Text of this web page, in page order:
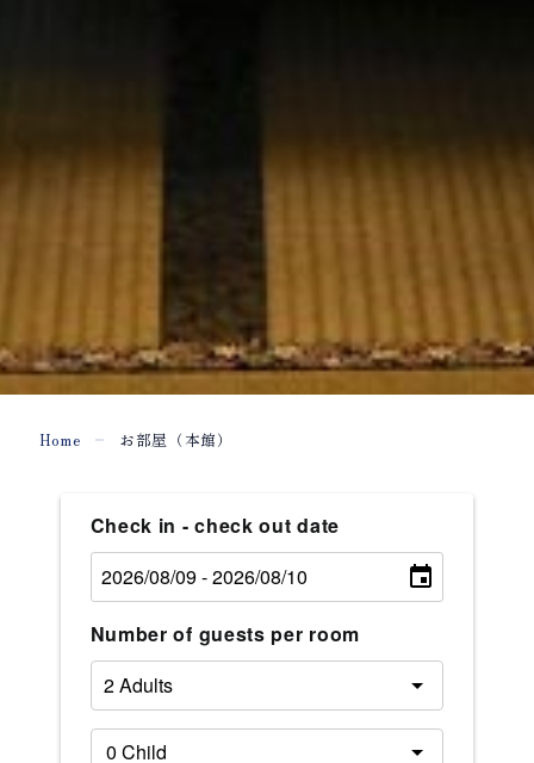
Home お部屋（本館）
Check in - check out date
Number of guests per room